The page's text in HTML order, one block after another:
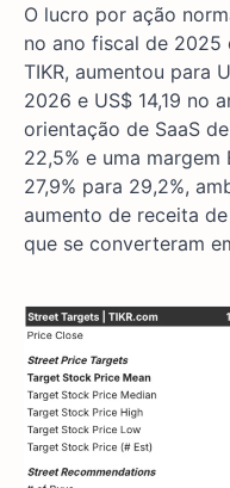
O lucro por ação
no ano fiscal de 2025
TIKR, aumentou para
2026 e US$ 14,19 no
orientação de SaaS
22,5% e uma margem
27,9% para 29,2%,
aumento de receita
que se converteram